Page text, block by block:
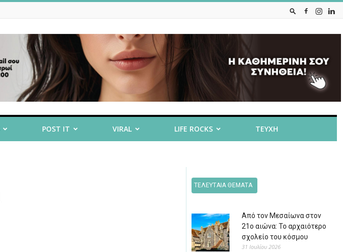
POST IT VIRAL LIFE ROCKS ΤΕΥΧΗ
ΤΕΛΕΥΤΑΙΑ ΘΕΜΑΤΑ
Από τον Μεσαίωνα στον
21ο αιώνα: Το αρχαιότερο
σχολείο του κόσμου
31 Ιουλίου 2026